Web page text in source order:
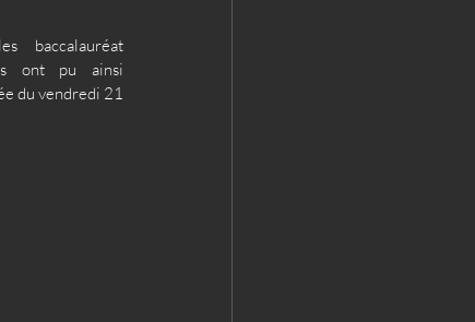
baccalauréat
ont pu ainsi
du vendredi 21